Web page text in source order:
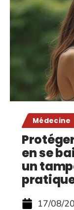
Médecine
en se
un
17/08/